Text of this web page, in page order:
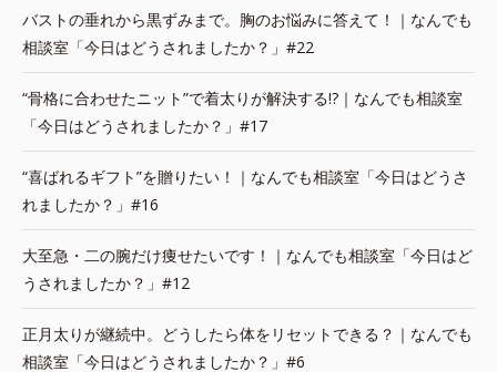
バストの垂れから黒ずみまで。胸のお悩みに答えて！｜なんでも
相談室「今日はどうされましたか？」#22
“骨格に合わせたニット”で着太りが解決する!?｜なんでも相談室
「今日はどうされましたか？」#17
“喜ばれるギフト”を贈りたい！｜なんでも相談室「今日はどうさ
れましたか？」#16
大至急・二の腕だけ痩せたいです！｜なんでも相談室「今日はど
うされましたか？」#12
正月太りが継続中。どうしたら体をリセットできる？｜なんでも
相談室「今日はどうされましたか？」#6